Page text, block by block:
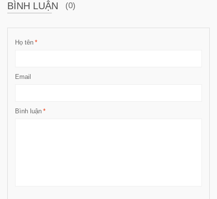
BÌNH LUẬN (0)
*
Họ tên
Email
*
Bình luận